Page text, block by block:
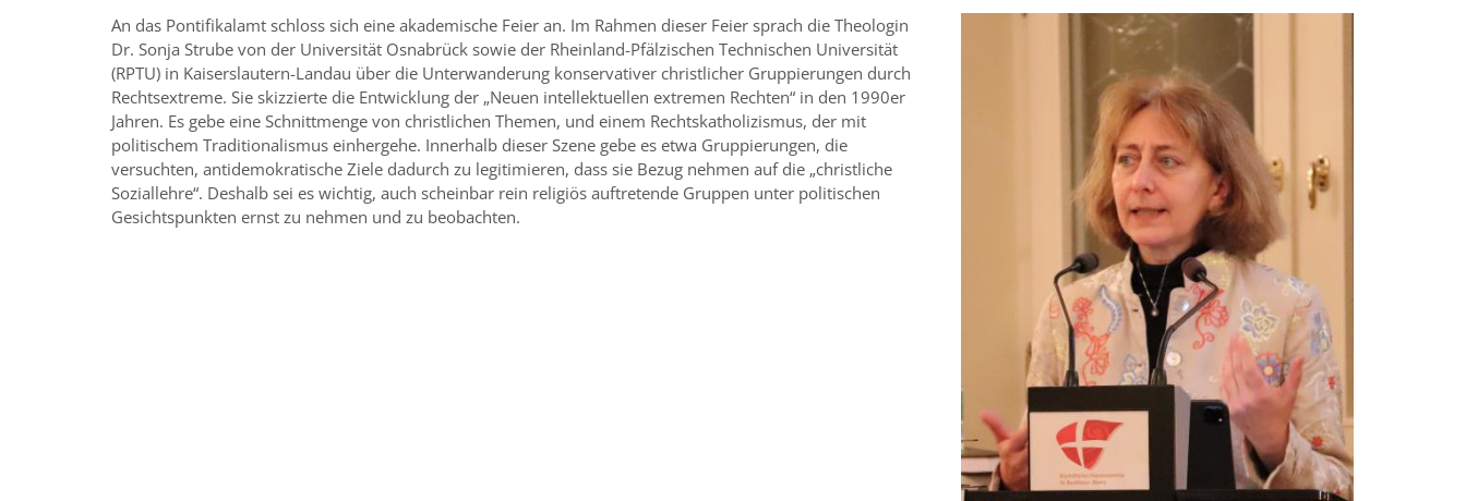
An das Pontifikalamt schloss sich eine akademische Feier an. Im Rahmen dieser Feier sprach die Theologin
Dr. Sonja Strube von der Universität Osnabrück sowie der Rheinland-Pfälzischen Technischen Universität
(RPTU) in Kaiserslautern-Landau über die Unterwanderung konservativer christlicher Gruppierungen durch
Rechtsextreme. Sie skizzierte die Entwicklung der „Neuen intellektuellen extremen Rechten“ in den 1990er
Jahren. Es gebe eine Schnittmenge von christlichen Themen, und einem Rechtskatholizismus, der mit
politischem Traditionalismus einhergehe. Innerhalb dieser Szene gebe es etwa Gruppierungen, die
versuchten, antidemokratische Ziele dadurch zu legitimieren, dass sie Bezug nehmen auf die „christliche
Soziallehre“. Deshalb sei es wichtig, auch scheinbar rein religiös auftretende Gruppen unter politischen
Gesichtspunkten ernst zu nehmen und zu beobachten.